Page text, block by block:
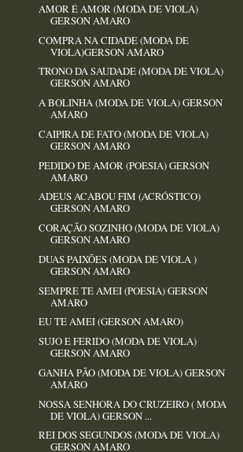
AMOR É AMOR (MODA DE VIOLA)
GERSON AMARO
COMPRA NA CIDADE (MODA DE
VIOLA)GERSON AMARO
TRONO DA SAUDADE (MODA DE VIOLA)
GERSON AMARO
A BOLINHA (MODA DE VIOLA) GERSON
AMARO
CAIPIRA DE FATO (MODA DE VIOLA)
GERSON AMARO
PEDIDO DE AMOR (POESIA) GERSON
AMARO
ADEUS ACABOU FIM (ACRÓSTICO)
GERSON AMARO
CORAÇÃO SOZINHO (MODA DE VIOLA)
GERSON AMARO
DUAS PAIXÕES (MODA DE VIOLA )
GERSON AMARO
SEMPRE TE AMEI (POESIA) GERSON
AMARO
EU TE AMEI (GERSON AMARO)
SUJO E FERIDO (MODA DE VIOLA)
GERSON AMARO
GANHA PÃO (MODA DE VIOLA) GERSON
AMARO
NOSSA SENHORA DO CRUZEIRO ( MODA
DE VIOLA) GERSON ...
REI DOS SEGUNDOS (MODA DE VIOLA)
GERSON AMARO